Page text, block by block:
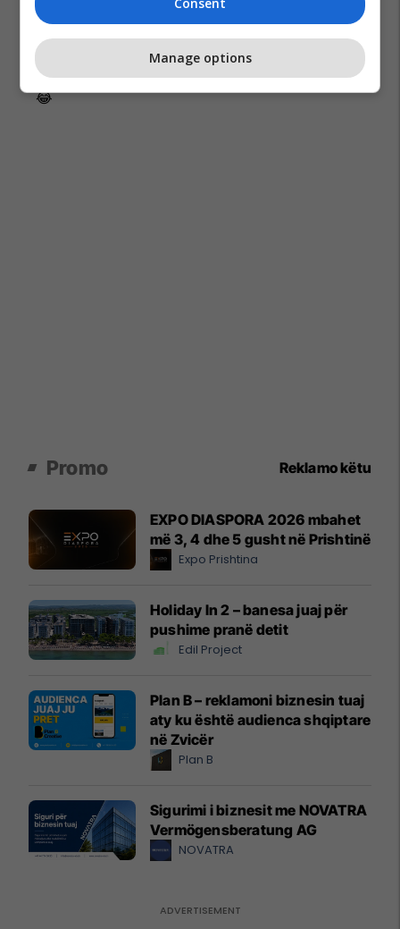
Promo Reklamo këtu
EXPO DIASPORA 2026 mbahet
më 3, 4 dhe 5 gusht në Prishtinë
Expo Prishtina
Holiday In 2 – banesa juaj për
pushime pranë detit
Edil Project
Plan B – reklamoni biznesin tuaj
aty ku është audienca shqiptare
në Zvicër
Plan B
Sigurimi i biznesit me NOVATRA
Vermögensberatung AG
NOVATRA
Manage options